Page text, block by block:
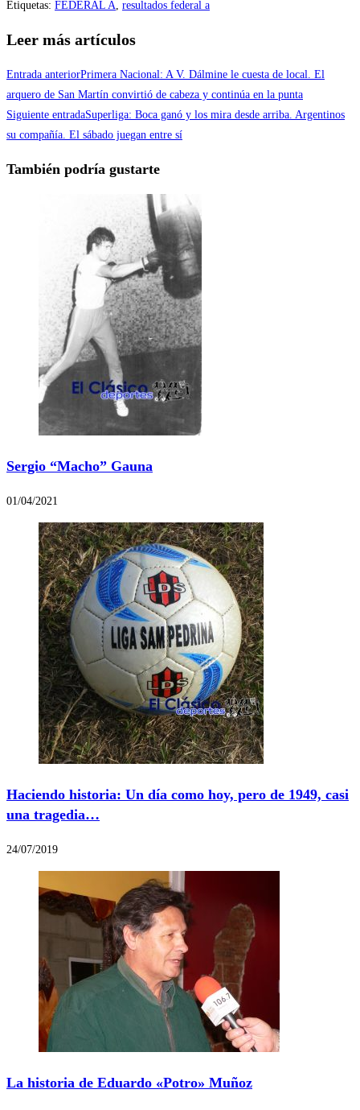
Compartir
Etiquetas: FEDERAL A resultados federal a
Leer más artículos
Entrada anteriorPrimera Nacional: A V. Dálmine le cuesta de local. El
arquero de San Martín convirtió de cabeza y continúa en la punta
Siguiente entradaSuperliga: Boca ganó y los mira desde arriba. Argentinos
su compañía. El sábado juegan entre sí
También podría gustarte
Sergio “Macho” Gauna
01/04/2021
Haciendo historia: Un día como hoy, pero de 1949, casi
una tragedia…
24/07/2019
La historia de Eduardo «Potro» Muñoz